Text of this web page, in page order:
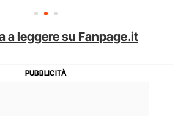
a leggere su Fanpage.it